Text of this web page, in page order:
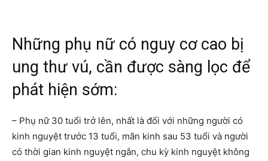
Những phụ nữ có nguy cơ cao bị
ung thư vú, cần được sàng lọc để
phát hiện sớm:
– Phụ nữ 30 tuổi trở lên, nhất là đối với những người có
kinh nguyệt trước 13 tuổi, mãn kinh sau 53 tuổi và người
có thời gian kinh nguyệt ngắn, chu kỳ kinh nguyệt không